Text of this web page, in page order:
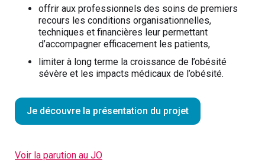
offrir aux professionnels des soins de premiers
recours les conditions organisationnelles,
techniques et financières leur permettant
d’accompagner efficacement les patients,
limiter à long terme la croissance de l’obésité
sévère et les impacts médicaux de l’obésité.
Je découvre la présentation du projet
Voir la parution au JO